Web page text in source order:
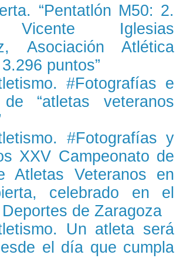
“Pentatlón M50: 2.
Vicente Iglesias
Asociación Atlética
puntos”
#Fotografías e
de “atletas veteranos
#Fotografías y
XXV Campeonato de
Atletas Veteranos en
celebrado en el
de Zaragoza
Un atleta será
el día que cumpla